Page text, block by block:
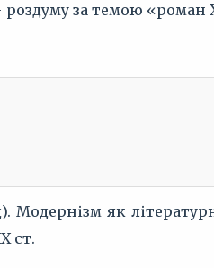
за темою «роман
Модернізм як
ст.